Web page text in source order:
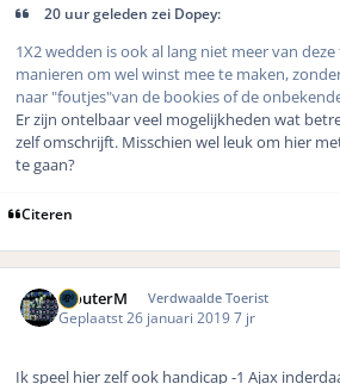
20 uur geleden zei Dopey:
1X2 wedden is ook al lang niet meer van
manieren om wel winst mee te maken,
naar "foutjes"van de bookies of de
Er zijn ontelbaar veel mogelijkheden wat
zelf omschrijft. Misschien wel leuk om hier
te gaan?
Citeren
WouterM Verdwaalde Toerist
Geplaatst 26 januari 20197 jr
Ik speel hier zelf ook handicap -1 Ajax